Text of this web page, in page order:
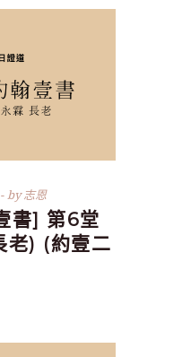
by志恩
書] 第6堂
老) (約壹二